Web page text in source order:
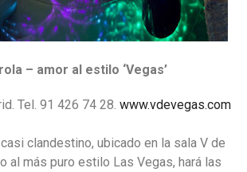
– amor al estilo ‘Vegas’
Tel. 91 426 74 28. www.vdevegas.com
clandestino, ubicado en la sala V de
al más puro estilo Las Vegas, hará las